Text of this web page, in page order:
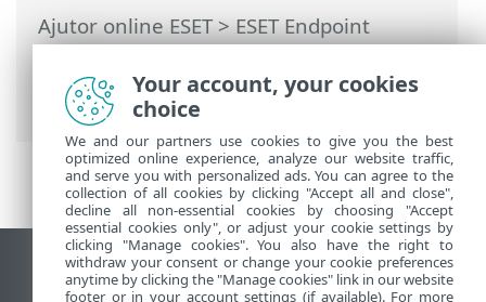
Ajutor online ESET>ESET Endpoint
Security>Setare avansată>Protecții>
Protecţie acces web>Control Web>
Reguli pentru Control web
Vizualizare site pentru desktop
Your account, your cookies
choice
We and our partners use cookies to give you the best
optimized online experience, analyze our website traffic,
and serve you with personalized ads. You can agree to the
collection of all cookies by clicking "Accept all and close",
decline all non-essential cookies by choosing "Accept
essential cookies only", or adjust your cookie settings by
clicking "Manage cookies". You also have the right to
withdraw your consent or change your cookie preferences
anytime by clicking the "Manage cookies" link in our website
footer or in your account settings (if available). For more